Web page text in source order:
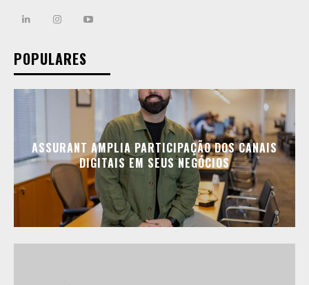
POPULARES
ASSURANT AMPLIA PARTICIPAÇÃO DOS CANAIS
DIGITAIS EM SEUS NEGÓCIOS